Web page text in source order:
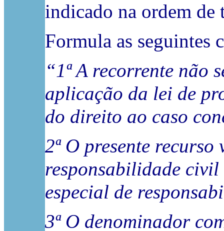
indicado na ordem de
Formula as seguintes
“1ª A recorrente não
aplicação da lei de
do direito ao caso
2ª O presente
responsabilidade civil
especial de
3ª O denominador